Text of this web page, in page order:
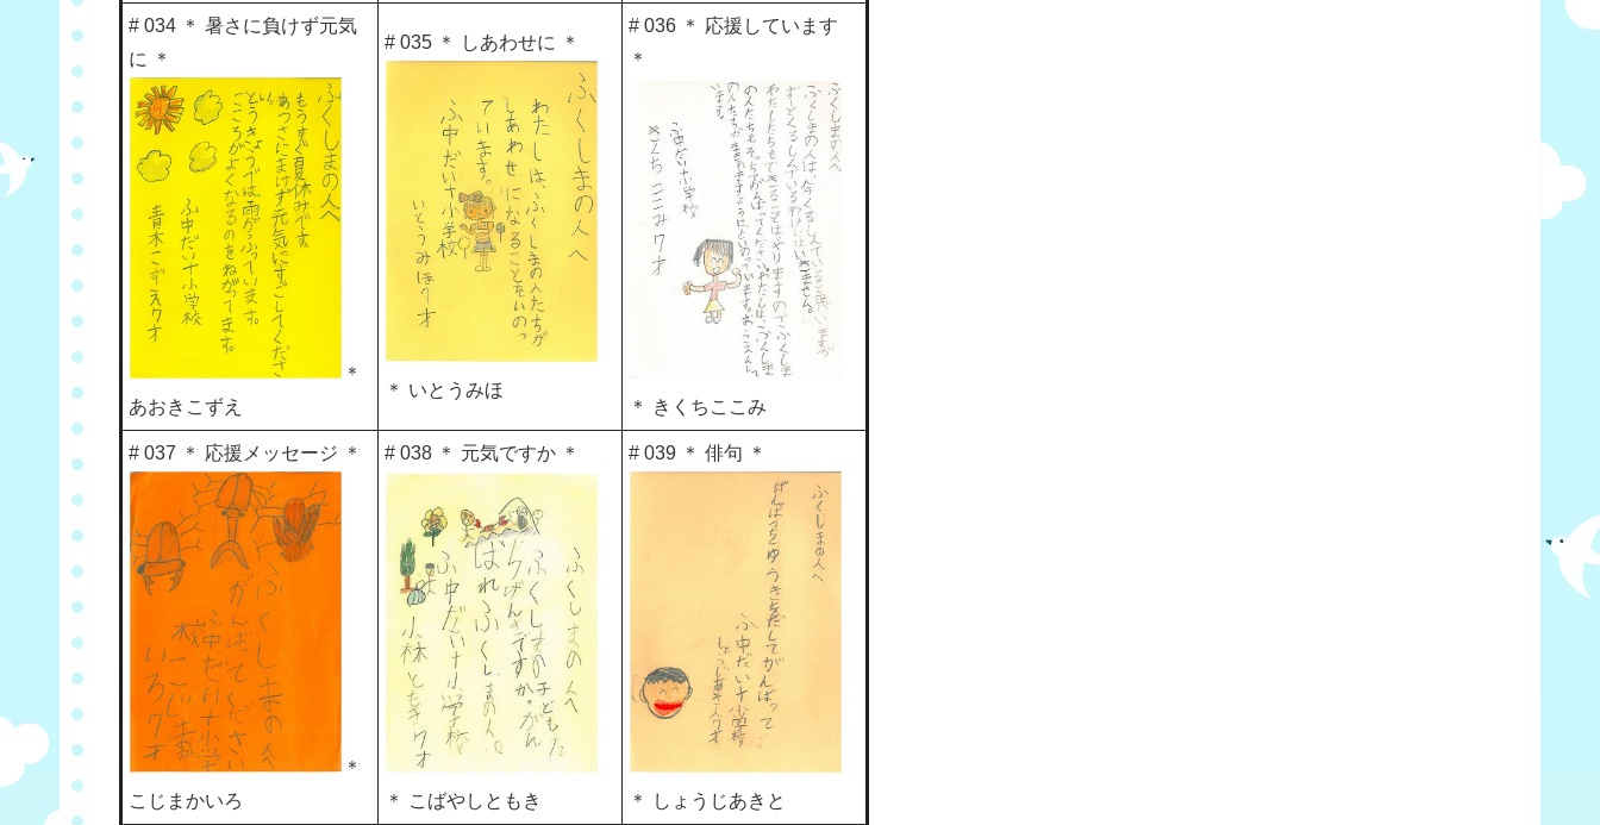
# 034 ＊ 暑さに負けず元気
に ＊
＊
あおきこずえ
# 035 ＊ しあわせに ＊
＊ いとうみほ
# 036 ＊ 応援しています
＊
＊ きくちここみ
# 037 ＊ 応援メッセージ ＊
＊
こじまかいろ
# 038 ＊ 元気ですか ＊
＊ こばやしともき
# 039 ＊ 俳句 ＊
＊ しょうじあきと